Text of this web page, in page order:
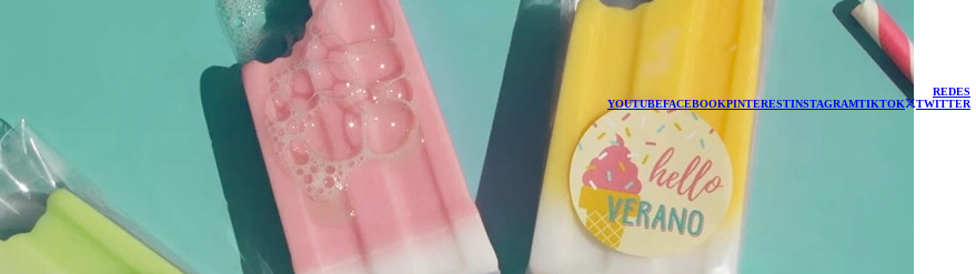
REDES
YOUTUBEFACEBOOKPINTERESTINSTAGRAMTIKTOK TWITTER